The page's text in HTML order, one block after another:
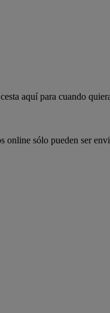
aquí para cuando
sólo pueden ser